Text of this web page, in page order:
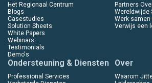
Het Regionaal Centrum
Blogs
Casestudies
Solution Sheets
White Papers
Webinars
Testimonials
Demo's
Partners
Wereldwijde
Werk
Verwijs een
Ondersteuning & Diensten
Professional Services
Over
Waarom